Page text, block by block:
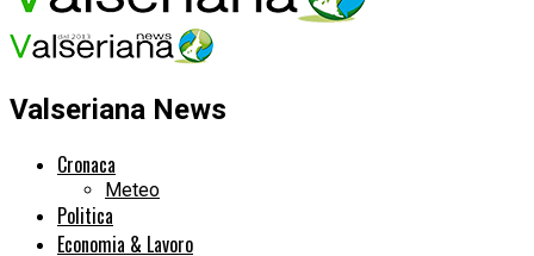
Valseriana News
Cronaca
Meteo
Politica
Economia & Lavoro